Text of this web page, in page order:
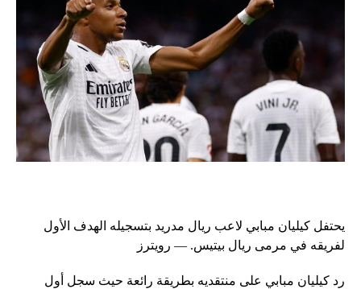
يحتفل كيليان مبابي لاعب ريال مدريد بتسجيله الهدف الأول
لفريقه في مرمى ريال بيتيس. — رويترز
رد كيليان مبابي على منتقديه بطريقة رائعة حيث سجل أول